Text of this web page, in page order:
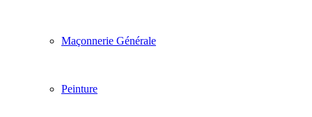
Maçonnerie Générale
Peinture